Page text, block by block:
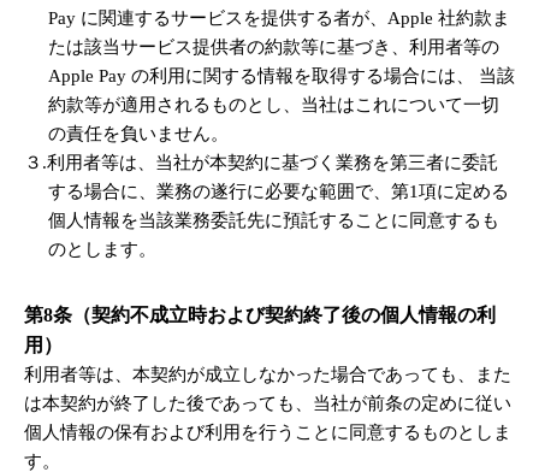
Pay に関連するサービスを提供する者が、Apple 社約款ま
たは該当サービス提供者の約款等に基づき、利用者等の
Apple Pay の利用に関する情報を取得する場合には、 当該
約款等が適用されるものとし、当社はこれについて一切
の責任を負いません。
３.利用者等は、当社が本契約に基づく業務を第三者に委託
する場合に、業務の遂行に必要な範囲で、第1項に定める
個人情報を当該業務委託先に預託することに同意するも
のとします。
第8条（契約不成立時および契約終了後の個人情報の利
用）
利用者等は、本契約が成立しなかった場合であっても、また
は本契約が終了した後であっても、当社が前条の定めに従い
個人情報の保有および利用を行うことに同意するものとしま
す。